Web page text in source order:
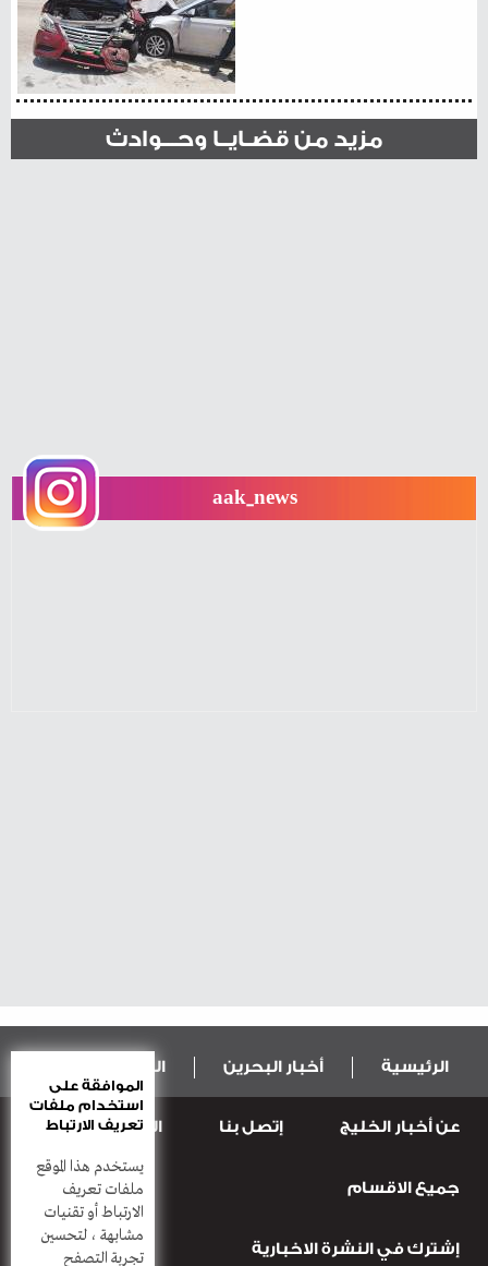
مزيد من قضـايــا وحـــوادث
aak_news
الرئيسية أخبار البحرين المال و الاقتصاد
عربية ودولية الرياضة
قضـايــا وحـــوادث أعمدة
عن أخبار الخليج إتصل بنا المطبعة
جميع الاقسام
إشترك في النشرة الاخبارية
الموافقة على
استخدام ملفات
تعريف الارتباط
يستخدم هذا الموقع
ملفات تعريف
الارتباط أو تقنيات
مشابهة ، لتحسين
تجربة التصفح